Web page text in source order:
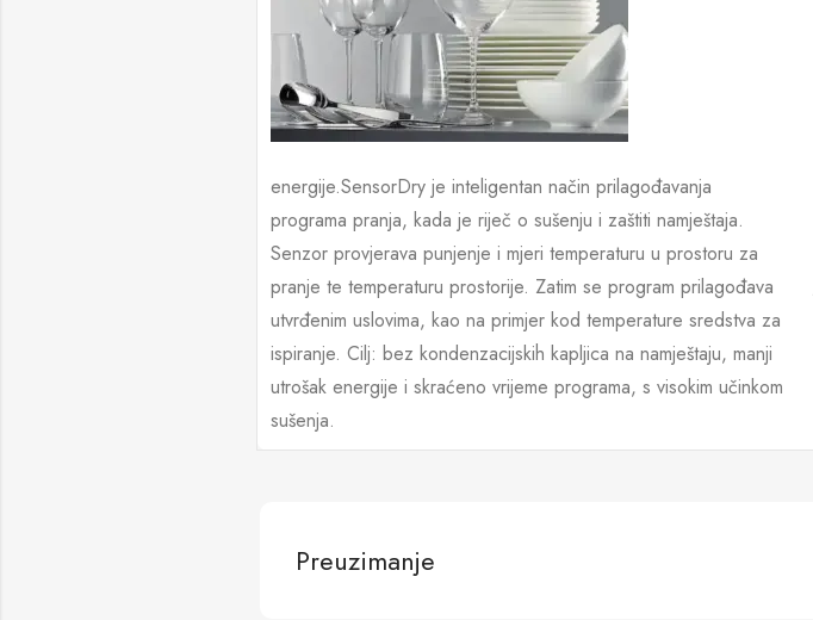
energije.SensorDry je inteligentan način prilagođavanja
programa pranja, kada je riječ o sušenju i zaštiti namještaja.
Senzor provjerava punjenje i mjeri temperaturu u prostoru za
pranje te temperaturu prostorije. Zatim se program prilagođava
utvrđenim uslovima, kao na primjer kod temperature sredstva za
ispiranje. Cilj: bez kondenzacijskih kapljica na namještaju, manji
utrošak energije i skraćeno vrijeme programa, s visokim učinkom
sušenja.
Preuzimanje